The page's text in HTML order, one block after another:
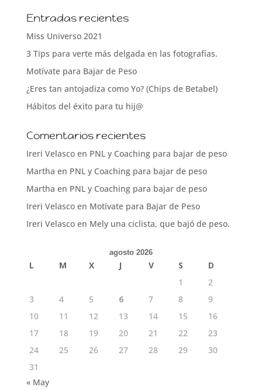
Entradas recientes
Miss Universo 2021
3 Tips para verte más delgada en las fotografías.
Motívate para Bajar de Peso
¿Eres tan antojadiza como Yo? (Chips de Betabel)
Hábitos del éxito para tu hij@
Comentarios recientes
Ireri Velascoen PNL y Coaching para bajar de peso
Martha en PNL y Coaching para bajar de peso
Martha en PNL y Coaching para bajar de peso
Ireri Velascoen Motívate para Bajar de Peso
Ireri Velascoen Mely una ciclista, que bajó de peso.
agosto 2026
L M X J V S
D
1
2
3
4 5 6 7 8
9
10
11 12 13 14 15
16
17
18 19 20 21 22
23
24
25 26 27 28 29
30
31
« May